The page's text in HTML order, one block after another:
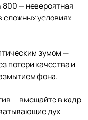
— невероятная
сложных условиях
зумом —
потери качества и
фона.
— вмещайте в кадр
дух